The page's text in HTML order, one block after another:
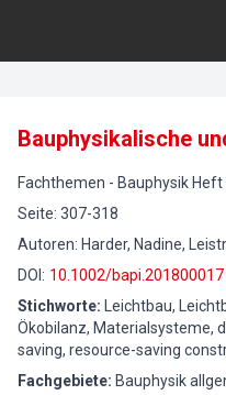
Bauphysikalische
Fachthemen - Bauphysik Heft
Seite: 307-318
Autoren: Harder, Nadine,
DOI : 10.1002/bapi.201800017
Stichworte:
Leichtbau,
Ökobilanz, Materialsysteme,
saving, resource-saving
Fachgebiete: Bauphysik